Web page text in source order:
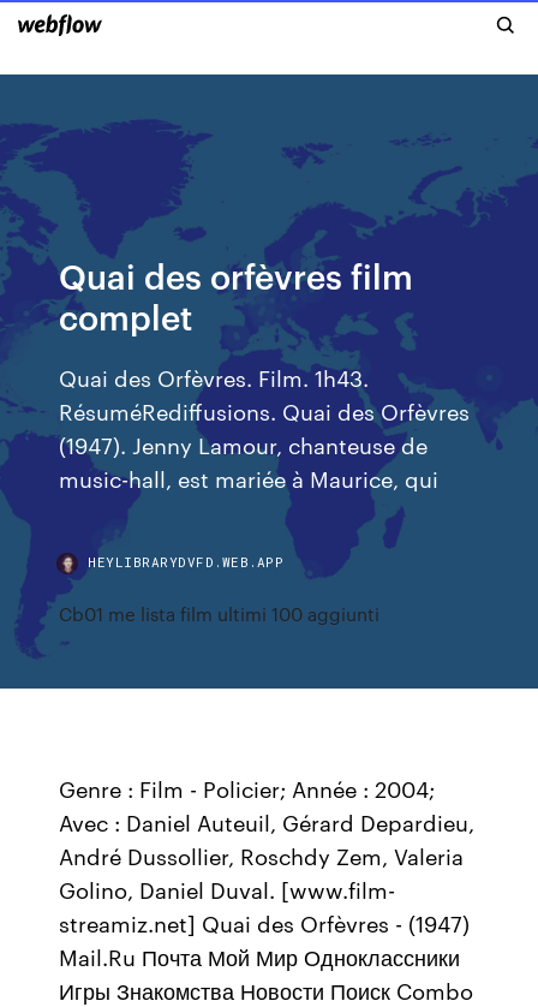
Quai des orfèvres film
complet
Quai des Orfèvres. Film. 1h43.
RésuméRediffusions. Quai des Orfèvres
(1947). Jenny Lamour, chanteuse de
music-hall, est mariée à Maurice, qui
HEYLIBRARYDVFD.WEB.APP
Cb01 me lista film ultimi 100 aggiunti
Genre : Film - Policier; Année : 2004;
Avec : Daniel Auteuil, Gérard Depardieu,
André Dussollier, Roschdy Zem, Valeria
Golino, Daniel Duval. [www.film-
streamiz.net] Quai des Orfèvres - (1947)
Mail.Ru Почта Мой Мир Одноклассники
Игры Знакомства Новости Поиск Combo